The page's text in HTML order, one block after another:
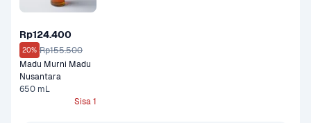
Rp124.400
20% Rp155.500
Madu Murni Madu
Nusantara
650 mL
Sisa 1